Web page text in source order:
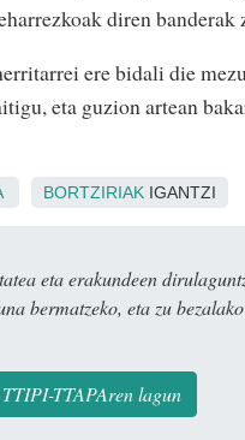
diren
ere bidali die
eta guzion artean
BORTZIRIAK IGANTZI
eta erakundeen
bermatzeko, eta zu
TTAPAren lagun